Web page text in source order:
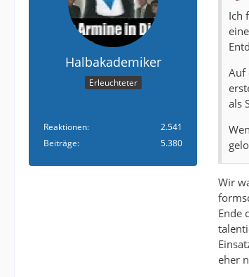
Halbakademiker
Erleuchteter
Reaktionen
2.541
Beiträge
5.380
Ich
Auf
als
Wir
Ende
eher